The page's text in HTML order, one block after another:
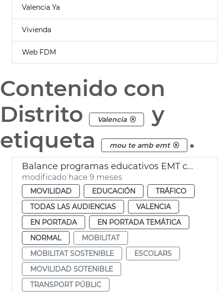
Valencia Ya
Vivienda
Web FDM
Contenido con
Distrito
Valencia
y
etiqueta
mou te amb emt .
Balance programas educativos EMT curso 2024-25
modificado hace 9 meses
MOVILIDAD EDUCACIÓN
TRÁFICO
TODAS LAS AUDIENCIAS
VALENCIA
EN PORTADA
EN PORTADA TEMÁTICA
NORMAL
MOBILITAT
MOBILITAT SOSTENIBLE
ESCOLARS
MOVILIDAD SOTENIBLE
TRANSPORT PÚBLIC